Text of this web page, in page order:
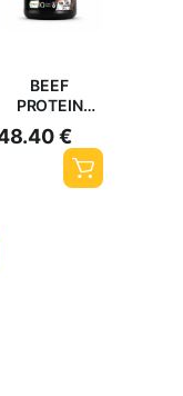
BEEF
PROTEIN
COMPETITION
€